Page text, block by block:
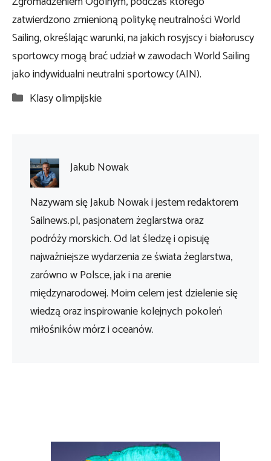
zatwierdzono zmienioną politykę neutralności World
Sailing, określając warunki, na jakich rosyjscy i białoruscy
sportowcy mogą brać udział w zawodach World Sailing
jako indywidualni neutralni sportowcy (AIN).
Kategorie
Klasy olimpijskie
Jakub Nowak
Nazywam się Jakub Nowak i jestem redaktorem
Sailnews.pl, pasjonatem żeglarstwa oraz
podróży morskich. Od lat śledzę i opisuję
najważniejsze wydarzenia ze świata żeglarstwa,
zarówno w Polsce, jak i na arenie
międzynarodowej. Moim celem jest dzielenie się
wiedzą oraz inspirowanie kolejnych pokoleń
miłośników mórz i oceanów.